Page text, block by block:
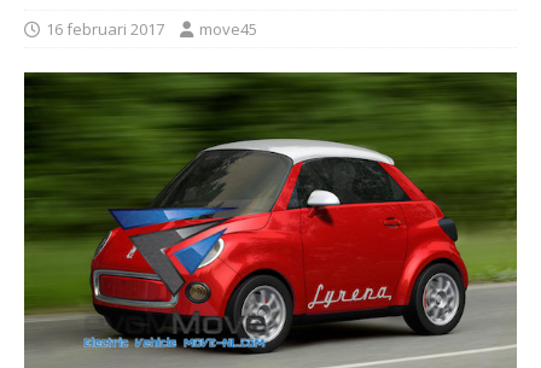
16 februari 2017 move45